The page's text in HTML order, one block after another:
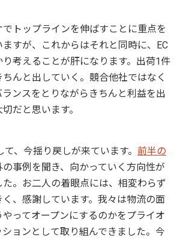
トップラインを伸ばすことに重点を
すが、これからはそれと同時に、EC
考えることが肝になります。出荷1件
んと出していく。競合他社ではなく
ンスをとりながらきちんと利益を出
だと思います。
、今揺り戻しが来ています。 前半の
の事例を聞き、向かっていく方向性が
。お二人の着眼点には、相変わらず
、感謝しています。我々は物流の面
ってオープンにするのかをプライオ
ションとして取り組んできました。今